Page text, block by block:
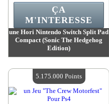
une Hori Nintendo Switch Split Pad
Compact (Sonic The Hedgehog
Edition)
Quantité Disponible :4
ÇA
M'INTERESSE
5.175.000 Points